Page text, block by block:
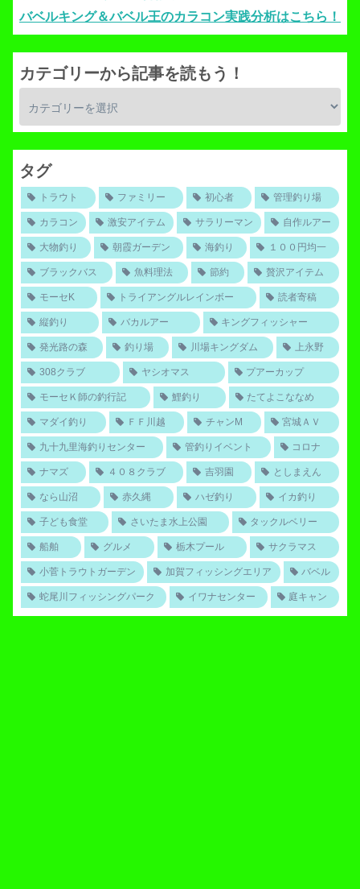
バベルキング＆バベル王のカラコン実践分析はこちら！
カテゴリーから記事を読もう！
タグ
トラウト ファミリー 初心者 管理釣り場
カラコン 激安アイテム サラリーマン 自作ルアー
大物釣り 朝霞ガーデン 海釣り １００円均一
ブラックバス 魚料理法 節約 贅沢アイテム
モーセK トライアングルレインボー 読者寄稿
縦釣り バカルアー キングフィッシャー
発光路の森 釣り場 川場キングダム 上永野
308クラブ ヤシオマス プアーカップ
モーセＫ師の釣行記 鯉釣り たてよこななめ
マダイ釣り ＦＦ川越 チャンM 宮城ＡＶ
九十九里海釣りセンター 管釣りイベント コロナ
ナマズ ４０８クラブ 吉羽園 としまえん
なら山沼 赤久縄 ハゼ釣り イカ釣り
子ども食堂 さいたま水上公園 タックルベリー
船舶 グルメ 栃木プール サクラマス
小菅トラウトガーデン 加賀フィッシングエリア バベル
蛇尾川フィッシングパーク イワナセンター 庭キャン